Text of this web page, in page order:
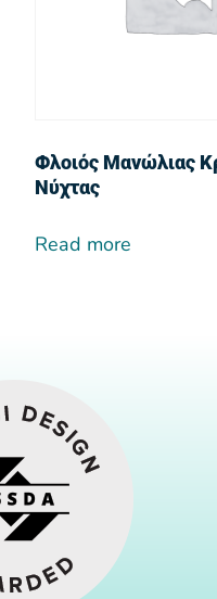
Φλοιός Μανώλιας
Νύχτας
Read more